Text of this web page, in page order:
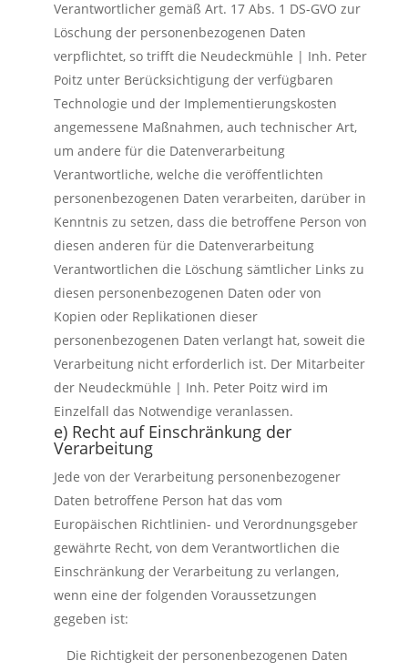
Verantwortlicher gemäß Art. 17 Abs. 1 DS-GVO zur
Löschung der personenbezogenen Daten
verpflichtet, so trifft die Neudeckmühle | Inh. Peter
Poitz unter Berücksichtigung der verfügbaren
Technologie und der Implementierungskosten
angemessene Maßnahmen, auch technischer Art,
um andere für die Datenverarbeitung
Verantwortliche, welche die veröffentlichten
personenbezogenen Daten verarbeiten, darüber in
Kenntnis zu setzen, dass die betroffene Person von
diesen anderen für die Datenverarbeitung
Verantwortlichen die Löschung sämtlicher Links zu
diesen personenbezogenen Daten oder von
Kopien oder Replikationen dieser
personenbezogenen Daten verlangt hat, soweit die
Verarbeitung nicht erforderlich ist. Der Mitarbeiter
der Neudeckmühle | Inh. Peter Poitz wird im
Einzelfall das Notwendige veranlassen.
e) Recht auf Einschränkung der
Verarbeitung
Jede von der Verarbeitung personenbezogener
Daten betroffene Person hat das vom
Europäischen Richtlinien- und Verordnungsgeber
gewährte Recht, von dem Verantwortlichen die
Einschränkung der Verarbeitung zu verlangen,
wenn eine der folgenden Voraussetzungen
gegeben ist:
Die Richtigkeit der personenbezogenen Daten